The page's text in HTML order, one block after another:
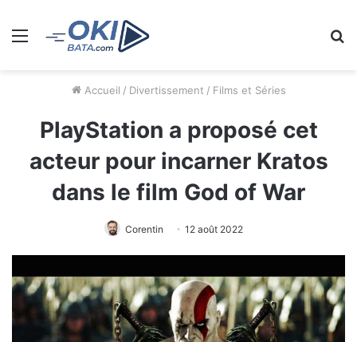
Menu
Accueil / Divertissement / Films et Séries
PlayStation a proposé cet
acteur pour incarner Kratos
dans le film God of War
Corentin 12 août 2022